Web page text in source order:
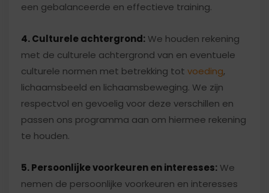
een gebalanceerde en effectieve training.
4. Culturele achtergrond: We houden rekening
met de culturele achtergrond van en eventuele
culturele normen met betrekking tot voeding,
lichaamsbeeld en lichaamsbeweging. We zijn
respectvol en gevoelig voor deze verschillen en
passen ons programma aan om hiermee rekening
te houden.
5. Persoonlijke voorkeuren en interesses: We
nemen de persoonlijke voorkeuren en interesses